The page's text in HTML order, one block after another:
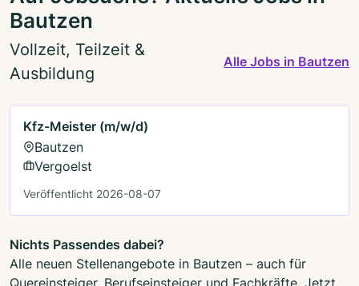
Bautzen
Vollzeit, Teilzeit &
Ausbildung
Alle Jobs in Bautzen
Kfz-Meister (m/w/d)
Bautzen
Vergoelst
Veröffentlicht 2026-08-07
Nichts Passendes dabei?
Alle neuen Stellenangebote in Bautzen – auch für
Quereinsteiger, Berufseinsteiger und Fachkräfte. Jetzt